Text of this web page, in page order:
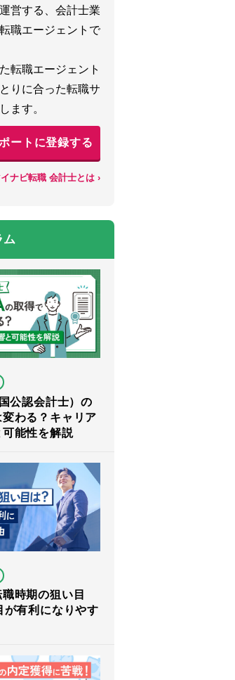
営する、会計士業
職エージェントで
転職エージェント
りに合った転職サ
ます。
ートに登録する
ナビ転職 会計士とは ›
ム
公認会計士）の
わる？キャリア
能性を解説
時期の狙い目
が有利になりやす